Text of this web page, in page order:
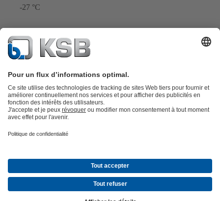
-27 °C
service : service premium pour les pompes et les robinets
Eaux uséesEau propreIndustrieBâtimentÉnergie
ÉvènementsPresseCarrières